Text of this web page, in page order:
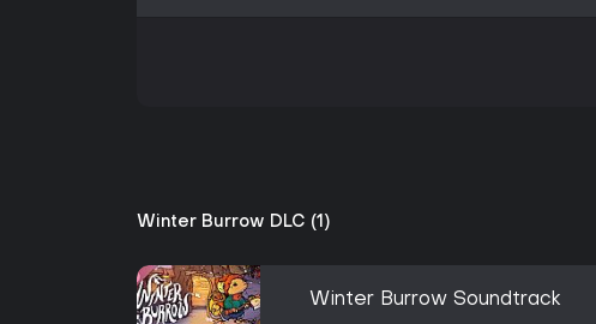
Winter Burrow DLC (1)
Winter Burrow Soundtrack